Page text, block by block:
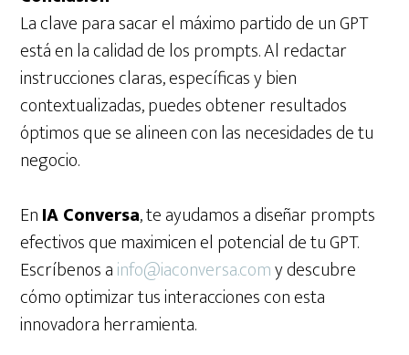
La clave para sacar el máximo partido de un GPT
está en la calidad de los prompts. Al redactar
instrucciones claras, específicas y bien
contextualizadas, puedes obtener resultados
óptimos que se alineen con las necesidades de tu
negocio.
EnIA Conversa, te ayudamos a diseñar prompts
efectivos que maximicen el potencial de tu GPT.
Escríbenos ainfo@iaconversa.comy descubre
cómo optimizar tus interacciones con esta
innovadora herramienta.